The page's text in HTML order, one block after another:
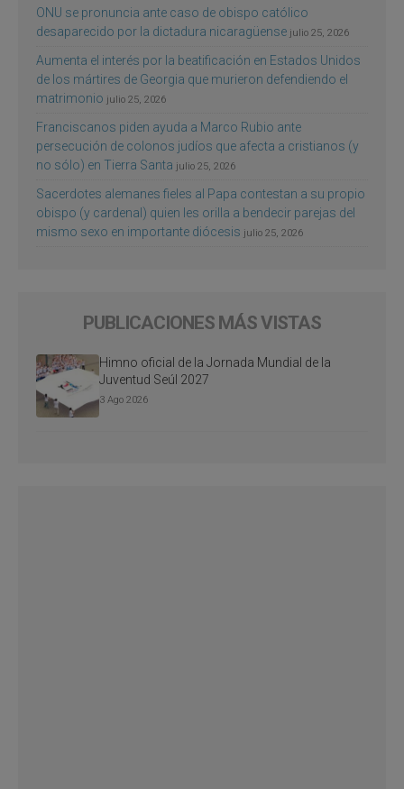
ONU se pronuncia ante caso de obispo católico
desaparecido por la dictadura nicaragüense julio 25, 2026
Aumenta el interés por la beatificación en Estados Unidos
de los mártires de Georgia que murieron defendiendo el
matrimonio julio 25, 2026
Franciscanos piden ayuda a Marco Rubio ante
persecución de colonos judíos que afecta a cristianos (y
no sólo) en Tierra Santa julio 25, 2026
Sacerdotes alemanes fieles al Papa contestan a su propio
obispo (y cardenal) quien les orilla a bendecir parejas del
mismo sexo en importante diócesis julio 25, 2026
PUBLICACIONES MÁS VISTAS
Himno oficial de la Jornada Mundial de la
Juventud Seúl 2027
3 Ago 2026